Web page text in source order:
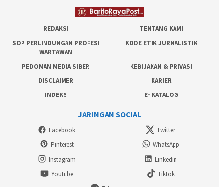
REDAKSI
TENTANG KAMI
SOP PERLINDUNGAN PROFESI
WARTAWAN
KODE ETIK JURNALISTIK
PEDOMAN MEDIA SIBER
KEBIJAKAN & PRIVASI
DISCLAIMER
KARIER
INDEKS
E- KATALOG
JARINGAN SOCIAL
Facebook
Twitter
Pinterest
WhatsApp
Instagram
Linkedin
Youtube
Tiktok